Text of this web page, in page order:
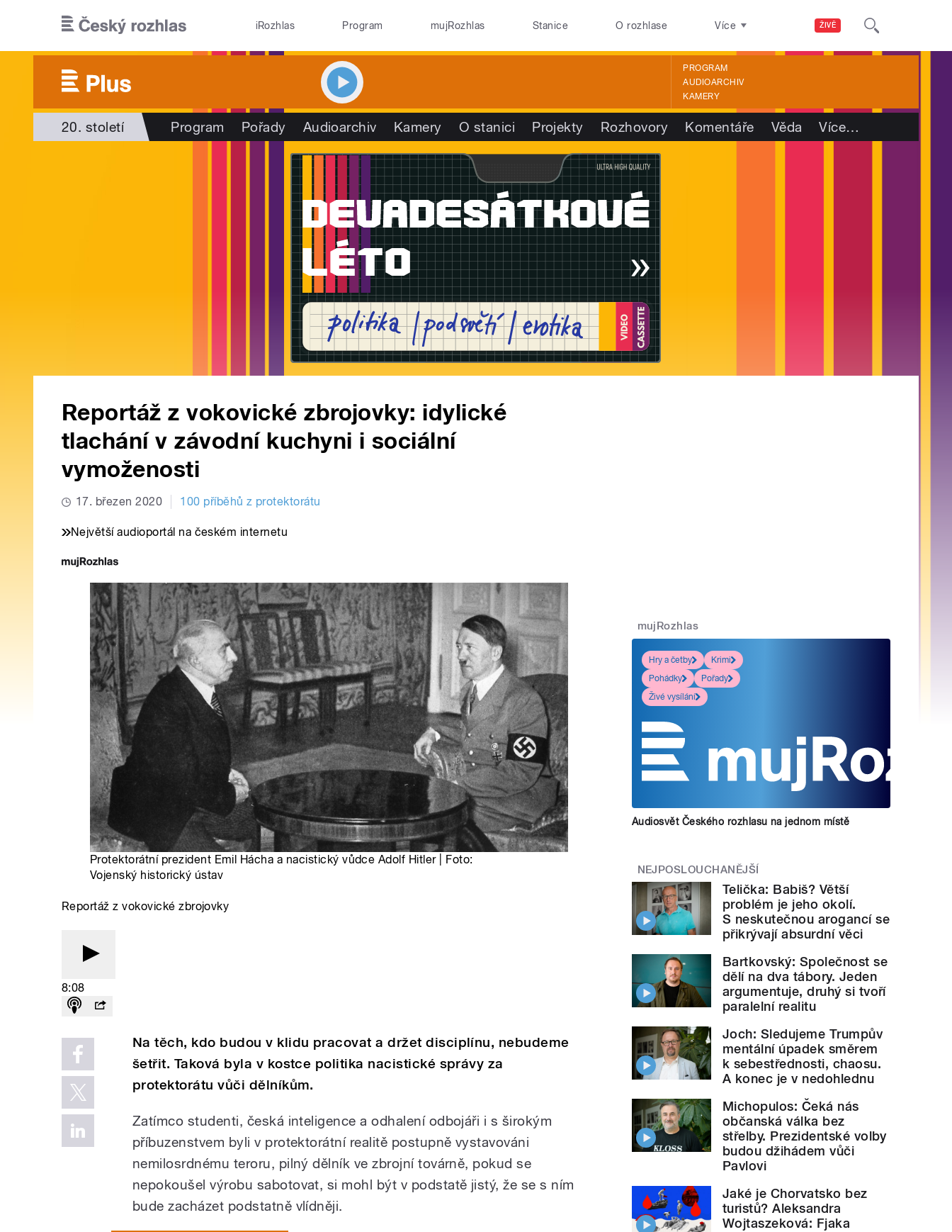
ŽIVĚ
iRozhlas Program mujRozhlas Stanice O rozhlase Více
PROGRAM
AUDIOARCHIV
KAMERY
20. století Program Pořady Audioarchiv Kamery O stanici Projekty Rozhovory Komentáře Věda Více…
Reportáž z vokovické zbrojovky: idylické
tlachání v závodní kuchyni i sociální
vymoženosti
17. březen 2020 100 příběhů z protektorátu
Největší audioportál na českém internetu
Protektorátní prezident Emil Hácha a nacistický vůdce Adolf Hitler | Foto:
Vojenský historický ústav
Reportáž z vokovické zbrojovky
8:08
Na těch, kdo budou v klidu pracovat a držet disciplínu, nebudeme
šetřit. Taková byla v kostce politika nacistické správy za
protektorátu vůči dělníkům.
Zatímco studenti, česká inteligence a odhalení odbojáři i s širokým
příbuzenstvem byli v protektorátní realitě postupně vystavováni
nemilosrdnému teroru, pilný dělník ve zbrojní továrně, pokud se
nepokoušel výrobu sabotovat, si mohl být v podstatě jistý, že se s ním
bude zacházet podstatně vlídněji.
mujRozhlas
Hry a četby
Krimi
Pohádky
Pořady
Živé vysílání
Audiosvět Českého rozhlasu na jednom místě
NEJPOSLOUCHANĚJŠÍ
Telička: Babiš? Větší
problém je jeho okolí.
S neskutečnou arogancí se
přikrývají absurdní věci
Bartkovský: Společnost se
dělí na dva tábory. Jeden
argumentuje, druhý si tvoří
paralelní realitu
Joch: Sledujeme Trumpův
mentální úpadek směrem
k sebestřednosti, chaosu.
A konec je v nedohlednu
Michopulos: Čeká nás
občanská válka bez
střelby. Prezidentské volby
budou džihádem vůči
Pavlovi
Jaké je Chorvatsko bez
turistů? Aleksandra
Wojtaszeková: Fjaka